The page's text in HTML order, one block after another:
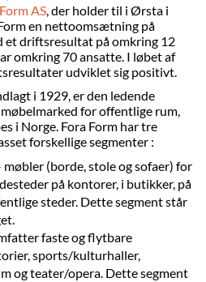
AS, der holder til i Ørsta i
en nettoomsætning på
et driftsresultat på omkring 12
omkring 70 ansatte. I løbet af
udviklet sig positivt.
i 1929, er den ledende
for offentlige rum,
i Norge. Fora Form har tre
forskellige segmenter :
(borde, stole og sofaer) for
på kontorer, i butikker, på
steder. Dette segment står
faste og flytbare
sports/kulturhaller,
og teater/opera. Dette segment